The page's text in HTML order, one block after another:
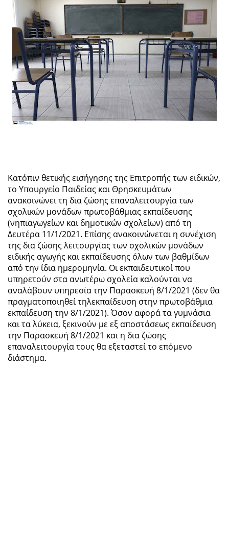
Kατόπιν θετικής εισήγησης της Επιτροπής των ειδικών,
το Υπουργείο Παιδείας και Θρησκευμάτων
ανακοινώνει τη δια ζώσης επαναλειτουργία των
σχολικών μονάδων πρωτοβάθμιας εκπαίδευσης
(νηπιαγωγείων και δημοτικών σχολείων) από τη
Δευτέρα 11/1/2021. Επίσης ανακοινώνεται η συνέχιση
της δια ζώσης λειτουργίας των σχολικών μονάδων
ειδικής αγωγής και εκπαίδευσης όλων των βαθμίδων
από την ίδια ημερομηνία. Οι εκπαιδευτικοί που
υπηρετούν στα ανωτέρω σχολεία καλούνται να
αναλάβουν υπηρεσία την Παρασκευή 8/1/2021 (δεν θα
πραγματοποιηθεί τηλεκπαίδευση στην πρωτοβάθμια
εκπαίδευση την 8/1/2021). Όσον αφορά τα γυμνάσια
και τα λύκεια, ξεκινούν με εξ αποστάσεως εκπαίδευση
την Παρασκευή 8/1/2021 και η δια ζώσης
επαναλειτουργία τους θα εξεταστεί το επόμενο
διάστημα.